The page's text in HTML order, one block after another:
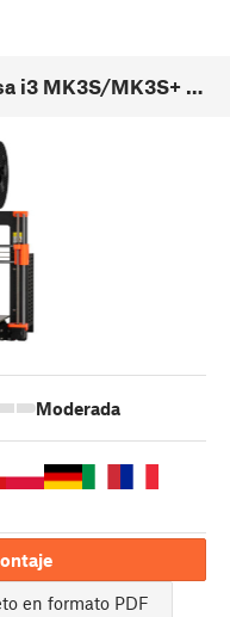
Actualización de Original Prusa i3 MK3S/MK3S+ a MK3.5S (1.0)
Moderada
en formato PDF